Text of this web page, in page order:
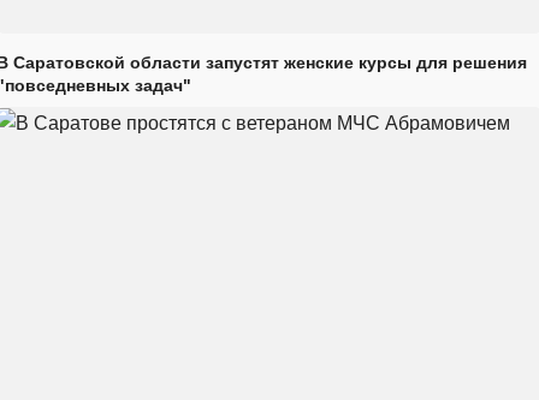
Саратовской области запустят женские курсы для решения
задач"